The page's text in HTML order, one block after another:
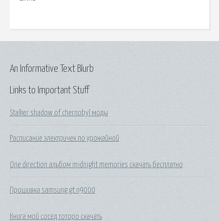
Links to Important Stuff
Stalker shadow of chernobyl моды
Расписание электричек по урожайной
One direction альбом midnight memories скачать бесплатно
Прошивка samsung gt n9000
Книга мой сосед тоторо скачать
An Informative Text Blurb